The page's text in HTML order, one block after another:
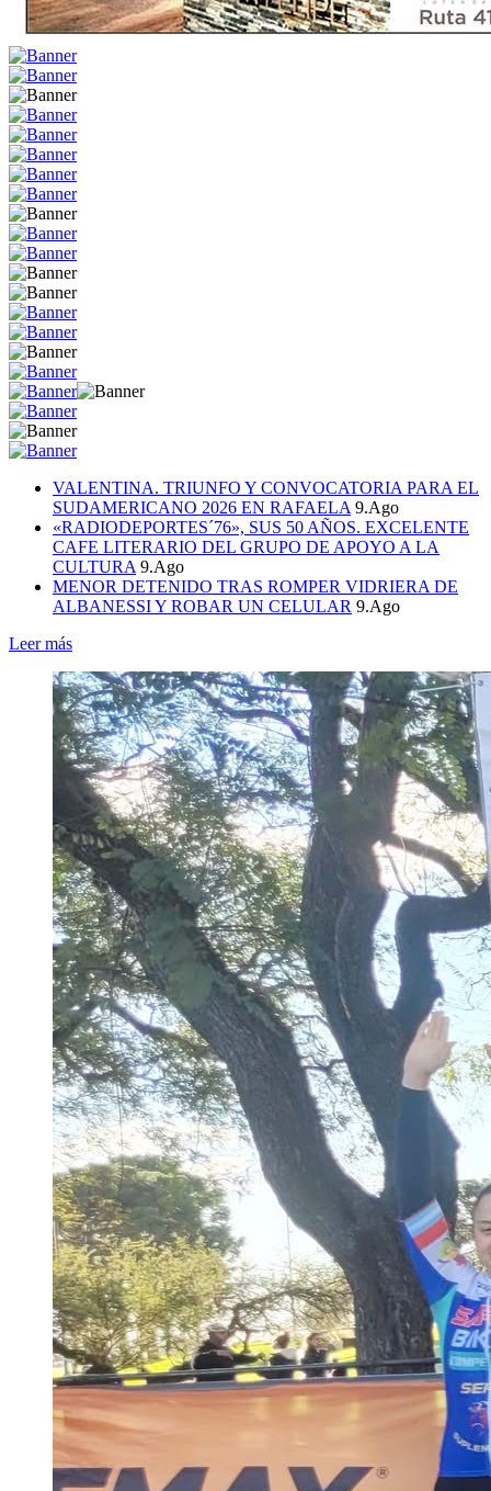
VALENTINA. TRIUNFO Y CONVOCATORIA PARA EL
SUDAMERICANO 2026 EN RAFAELA 9.Ago
«RADIODEPORTES´76», SUS 50 AÑOS. EXCELENTE
CAFE LITERARIO DEL GRUPO DE APOYO A LA
CULTURA 9.Ago
MENOR DETENIDO TRAS ROMPER VIDRIERA DE
ALBANESSI Y ROBAR UN CELULAR 9.Ago
Leer más